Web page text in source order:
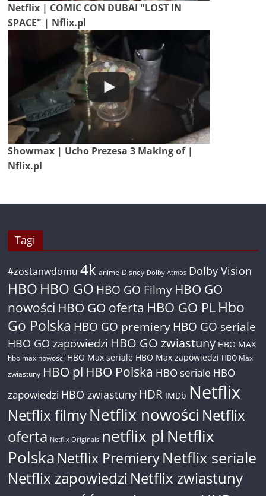
Netflix | COMIC CON DUBAI "LOST IN
SPACE" | Nflix.pl
Showmax | Ucho Prezesa 3 Making of |
Nflix.pl
Tagi
#zostanwdomu 4k anime Disney Dolby Atmos Dolby Vision
HBO HBO GO HBO GO Filmy HBO GO
nowości HBO GO oferta HBO GO PL Hbo
Go Polska HBO GO premiery HBO GO seriale
HBO GO zapowiedzi HBO GO zwiastuny HBO MAX
hbo max nowości HBO Max seriale HBO Max zapowiedzi HBO Max
zwiastuny HBO pl HBO Polska HBO seriale HBO
zapowiedzi HBO zwiastuny HDR IMDb Netflix
Netflix filmyNetflix nowości Netflix
oferta Netflix Originals netflix pl Netflix
Polska Netflix PremieryNetflix seriale
Netflix zapowiedzi Netflix zwiastuny